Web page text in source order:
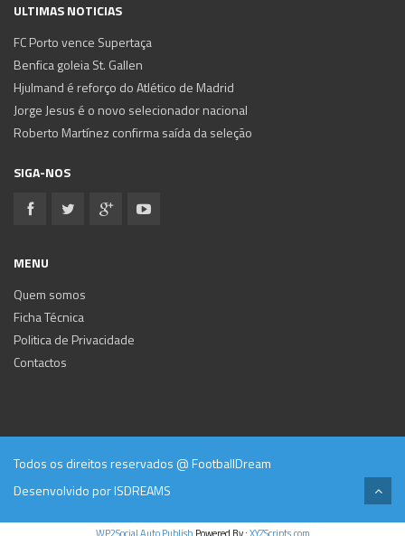
ULTIMAS NOTICIAS
FC Porto vence Supertaça
Benfica goleia St. Gallen
Hjulmand é reforço do Atlético de Madrid
Jorge Jesus é o novo selecionador nacional
Roberto Martínez confirma saída da seleção
SIGA-NOS
MENU
Quem somos
Ficha Técnica
Politica de Privacidade
Contactos
Todos os direitos reservados @ FootballDream
Desenvolvido porISDREAMS